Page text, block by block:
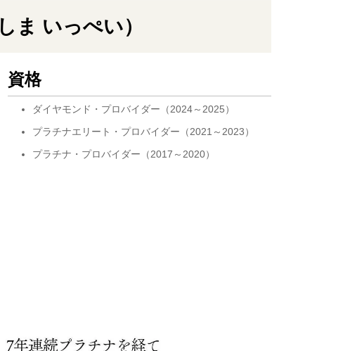
ま いっぺい）
資格
ダイヤモンド・プロバイダー（2024～2025）
プラチナエリート・プロバイダー（2021～2023）
プラチナ・プロバイダー（2017～2020）